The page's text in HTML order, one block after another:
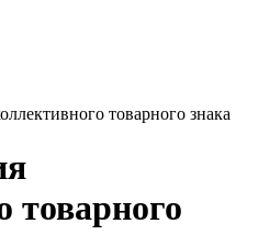
товарного знака
товарного